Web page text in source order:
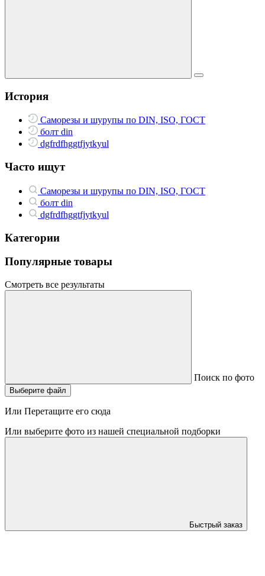
История
Саморезы и шурупы по DIN, ISO, ГОСТ
болт din
dgfrdfhggtfjytkyul
Часто ищут
Саморезы и шурупы по DIN, ISO, ГОСТ
болт din
dgfrdfhggtfjytkyul
Категории
Популярные товары
Смотреть все результаты
Поиск по фото
Выберите файл
Или Перетащите его сюда
Или выберите фото из нашей специальной подборки
Быстрый заказ